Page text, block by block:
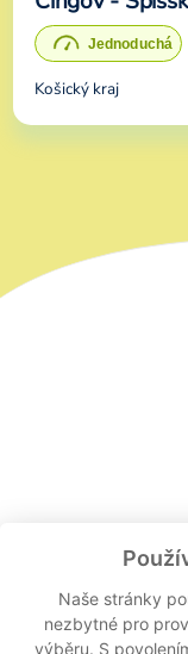
Naše stránky
nezbytné pro
výběru. S
Košický kraj